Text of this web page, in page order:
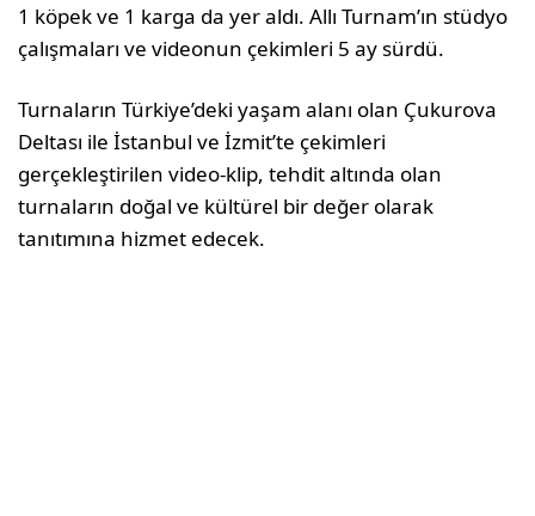
1 köpek ve 1 karga da yer aldı. Allı Turnam’ın stüdyo
çalışmaları ve videonun çekimleri 5 ay sürdü.
Turnaların Türkiye’deki yaşam alanı olan Çukurova
Deltası ile İstanbul ve İzmit’te çekimleri
gerçekleştirilen video-klip, tehdit altında olan
turnaların doğal ve kültürel bir değer olarak
tanıtımına hizmet edecek.